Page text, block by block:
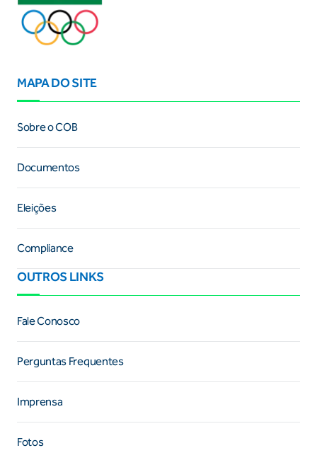
MAPA DO SITE
Sobre o COB
Documentos
Eleições
Compliance
OUTROS LINKS
Fale Conosco
Perguntas Frequentes
Imprensa
Fotos